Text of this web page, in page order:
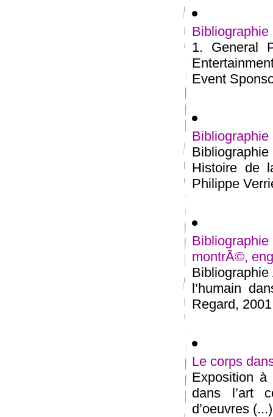
1. General
Event
Bibliographie
Histoire de
Philippe
montrÃ©,
l’humain
Regard,
Le corps
Exposition à
dans l’art
d’oeuvres (...)